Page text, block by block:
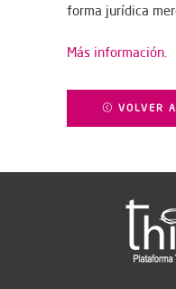
forma jurídica
Más información.
VOLVER